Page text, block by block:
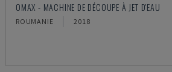
OMAX - MACHINE DE DÉCOUPE À JET D'EAU
ROUMANIE 2018